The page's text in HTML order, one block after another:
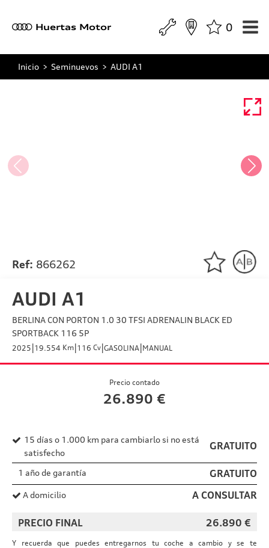
a Huertas Motor 0
Inicio > Seminuevos > AUDI A1
Ref: 866262
AUDI A1
BERLINA CON PORTON 1.0 30 TFSI ADRENALIN BLACK ED
SPORTBACK 116 5P
2025 |19.554 Km|116 Cv|GASOLINA|MANUAL
Precio contado
26.890 €
15 días o 1.000 km para cambiarlo si no está
satisfecho
GRATUITO
1 año de garantía GRATUITO
A domicilio A CONSULTAR
PRECIO FINAL 26.890 €
Y recuerda que puedes entregarnos tu coche a cambio y se te